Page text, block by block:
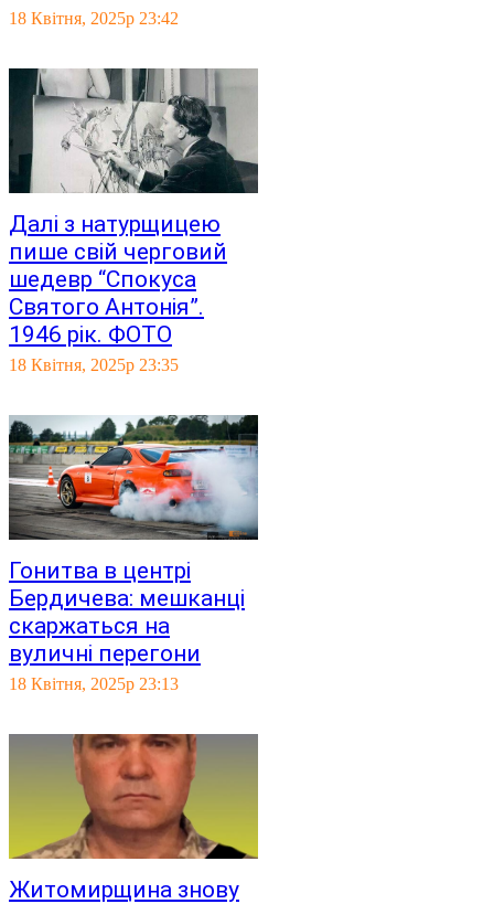
18 Квітня, 2025р 23:42
Далі з натурщицею
пише свій черговий
шедевр “Спокуса
Святого Антонія”.
1946 рік. ФОТО
18 Квітня, 2025р 23:35
Гонитва в центрі
Бердичева: мешканці
скаржаться на
вуличні перегони
18 Квітня, 2025р 23:13
Житомирщина знову